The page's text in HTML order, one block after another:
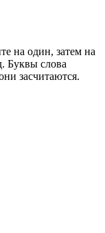
на один, затем на
Буквы слова
засчитаются.